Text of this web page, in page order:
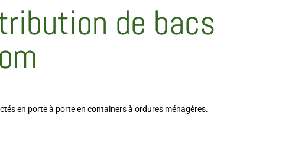
de bacs
en porte à porte en containers à ordures ménagères.